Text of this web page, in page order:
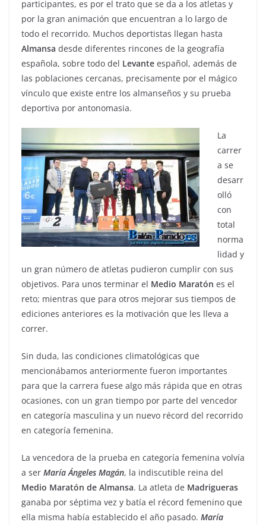
participantes, es por el trato que se da a los atletas y
por la gran animación que encuentran a lo largo de
todo el recorrido. Muchos deportistas llegan hasta
Almansa desde diferentes rincones de la geografía
española, sobre todo del Levante español, además de
las poblaciones cercanas, precisamente por el mágico
vínculo que existe entre los almanseños y su prueba
deportiva por antonomasia.
La
carrer
a se
desarr
olló
con
total
norma
lidad y
un gran número de atletas pudieron cumplir con sus
objetivos. Para unos terminar el Medio Maratón es el
reto; mientras que para otros mejorar sus tiempos de
ediciones anteriores es la motivación que les lleva a
correr.
Sin duda, las condiciones climatológicas que
mencionábamos anteriormente fueron importantes
para que la carrera fuese algo más rápida que en otras
ocasiones, con un gran tiempo por parte del vencedor
en categoría masculina y un nuevo récord del recorrido
en categoría femenina.
La vencedora de la prueba en categoría femenina volvía
a ser María Ángeles Magán, la indiscutible reina del
Medio Maratón de Almansa. La atleta de Madrigueras
ganaba por séptima vez y batía el récord femenino que
ella misma había establecido el año pasado. María